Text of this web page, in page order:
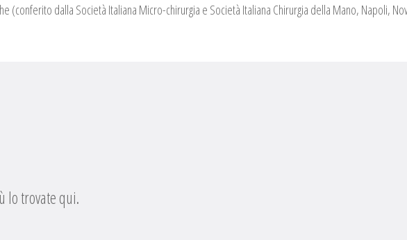
(conferito dalla Società Italiana Micro-chirurgia e Società Italiana Chirurgia della Mano, Napoli,
lo trovate qui.